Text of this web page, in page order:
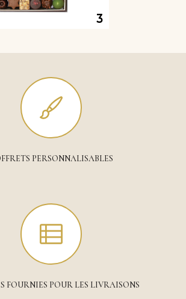
PERSONNALISABLES
FOURNIES POUR LES LIVRAISONS